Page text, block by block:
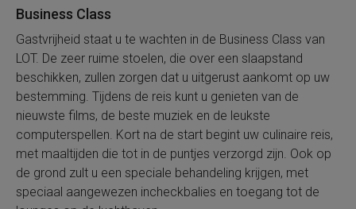
Business Class
Gastvrijheid staat u te wachten in de Business Class van
LOT. De zeer ruime stoelen, die over een slaapstand
beschikken, zullen zorgen dat u uitgerust aankomt op uw
bestemming. Tijdens de reis kunt u genieten van de
nieuwste films, de beste muziek en de leukste
computerspellen. Kort na de start begint uw culinaire reis,
met maaltijden die tot in de puntjes verzorgd zijn. Ook op
de grond zult u een speciale behandeling krijgen, met
speciaal aangewezen incheckbalies en toegang tot de